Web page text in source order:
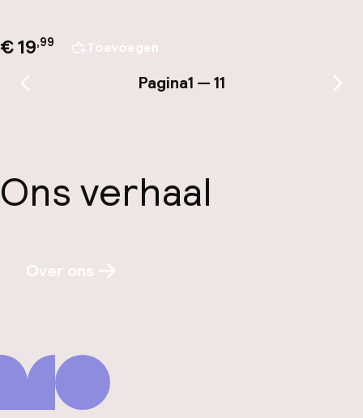
€ 19,99 Toevoegen
Vorige pagina Pagina1 — 11
Ons verhaal
Over ons